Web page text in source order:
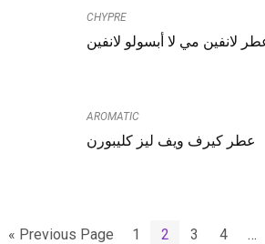
CHYPRE
لانفين مي لا أبسولو لانفين
AROMATIC
عطر كيرف ويف ليز كليبورن
« Previous Page 1 2 3 4 …